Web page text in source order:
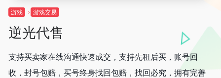
游戏 游戏交易
逆光代售
支持买卖家在线沟通快速成交，支持先租后买，账号回
收，封号包赔，买号终身找回包赔，找回必究，拥有完善